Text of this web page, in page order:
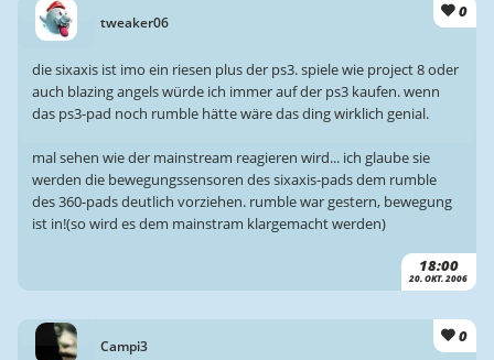
tweaker06
0
18:00
20. OKT. 2006
die sixaxis ist imo ein riesen plus der ps3. spiele wie project 8 oder
auch blazing angels würde ich immer auf der ps3 kaufen. wenn
das ps3-pad noch rumble hätte wäre das ding wirklich genial.
mal sehen wie der mainstream reagieren wird... ich glaube sie
werden die bewegungssensoren des sixaxis-pads dem rumble
des 360-pads deutlich vorziehen. rumble war gestern, bewegung
ist in!(so wird es dem mainstram klargemacht werden)
Campi3
0